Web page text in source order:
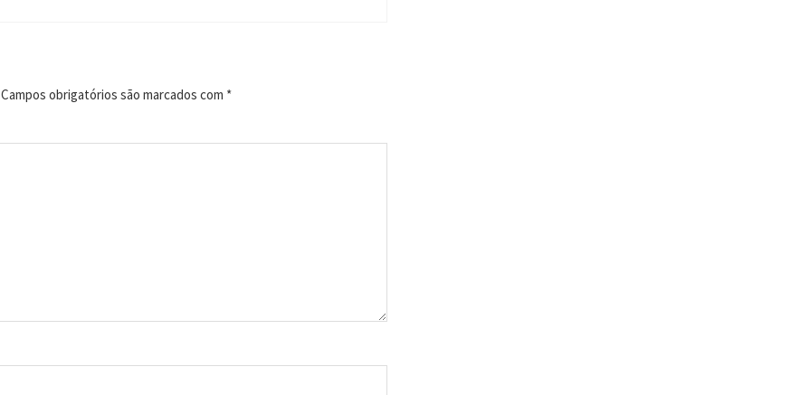
Campos obrigatórios são marcados com *